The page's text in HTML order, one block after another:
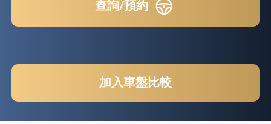
查詢/預約
加入車盤比較